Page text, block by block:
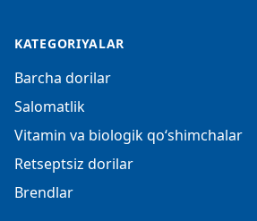
KATEGORIYALAR
Barcha dorilar
Salomatlik
Vitamin va biologik qo‘shimchalar
Retseptsiz dorilar
Brendlar